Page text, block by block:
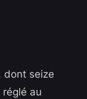
dont seize
au